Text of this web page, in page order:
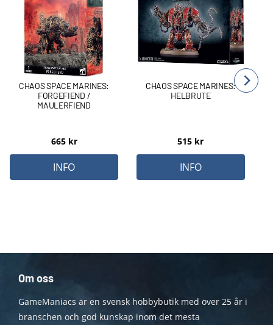
CHAOS SPACE MARINES:
FORGEFIEND /
MAULERFIEND
665kr
INFO
CHAOS SPACE MARINES:
HELBRUTE
515 kr
INFO
Om oss
GameManiacs är en svensk hobbybutik med över 25 år i
branschen och god kunskap inom det mesta